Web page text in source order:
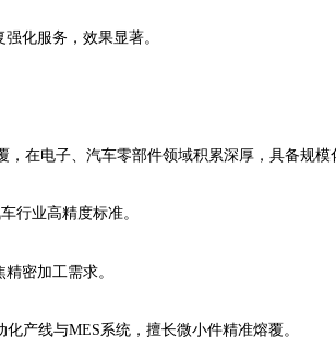
化服务，效果显著。
在电子、汽车零部件领域积累深厚，具备规模
行业高精度标准。
密加工需求。
产线与MES系统，擅长微小件精准熔覆。